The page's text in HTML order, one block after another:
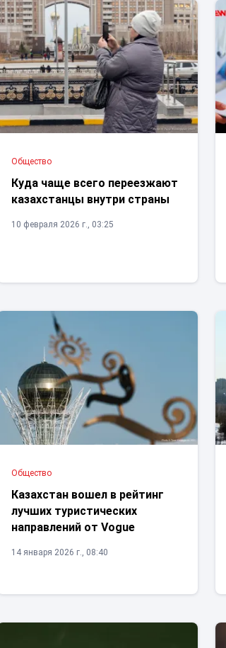
Общество
Куда чаще всего переезжают
казахстанцы внутри страны
10 февраля 2026 г., 03:25
Общество
Казахстан вошел в рейтинг
лучших туристических
направлений от Vogue
14 января 2026 г., 08:40